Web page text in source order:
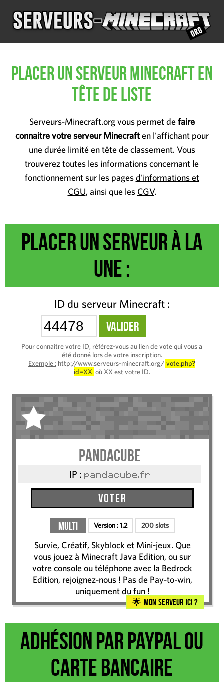
Placer un serveur Minecraft en
tête de liste
Serveurs-Minecraft.org vous permet defaire
connaitre votre serveur Minecraften l'affichant pour
une durée limité en tête de classement. Vous
trouverez toutes les informations concernant le
fonctionnement sur les pagesd'informations et
CGU, ainsi que les CGV.
Placer un serveur à la
une :
ID du serveur Minecraft :
Pour connaitre votre ID, référez-vous au lien de vote qui vous a
été donné lors de votre inscription.
Exemple : http://www.serveurs-minecraft.org/ vote.php?
id=XX où XX est votre ID.
Pandacube
IP : pandacube.fr
Voter
Multi Version :1.2 200 slots
Survie, Créatif, Skyblock et Mini-jeux. Que
vous jouez à Minecraft Java Edition, ou sur
votre console ou téléphone avec la Bedrock
Edition, rejoignez-nous ! Pas de Pay-to-win,
uniquement du fun !
Mon serveur ici ?
Adhésion par Paypal ou
carte bancaire